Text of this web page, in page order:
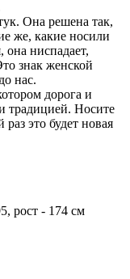
Она решена так,
же, какие носили
ниспадает,
знак женской
нас.
дорога и
традицией. Носите
это будет новая
рост - 174 см